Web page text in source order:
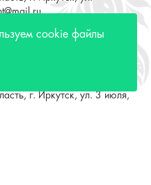
г. Иркутск, ул. 3 июля,
РФ
cookie файлы